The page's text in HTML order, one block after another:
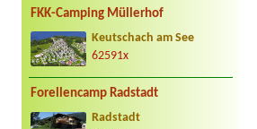
FKK-Camping Müllerhof
Keutschach am See
62591x
Forellencamp Radstadt
Radstadt